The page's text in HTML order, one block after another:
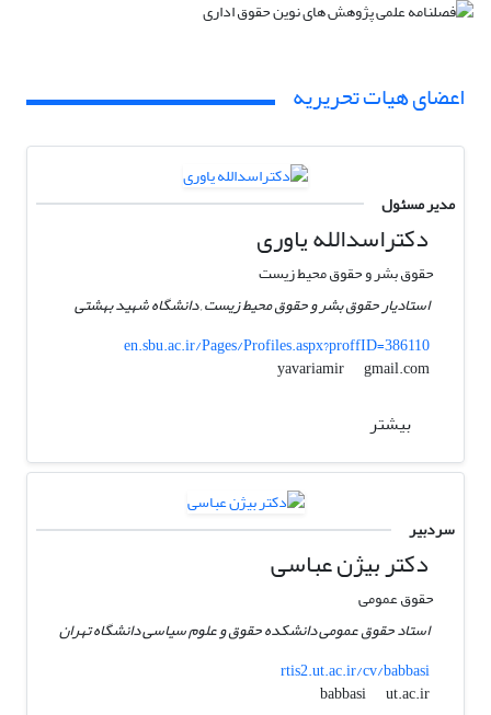
اعضای هیات تحریریه
مدیر مسئول
دکتراسدالله یاوری
حقوق بشر و حقوق محیط زیست
استادیار حقوق بشر و حقوق محیط زیست , دانشگاه شهید بهشتی
en.sbu.ac.ir/Pages/Profiles.aspx?proffID=386110
yavariamir
gmail.com
بیشتر
سردبیر
دکتر بیژن عباسی
حقوق عمومی
استاد حقوق عمومی دانشکده حقوق و علوم سیاسی دانشگاه تهران
rtis2.ut.ac.ir/cv/babbasi
babbasi
ut.ac.ir